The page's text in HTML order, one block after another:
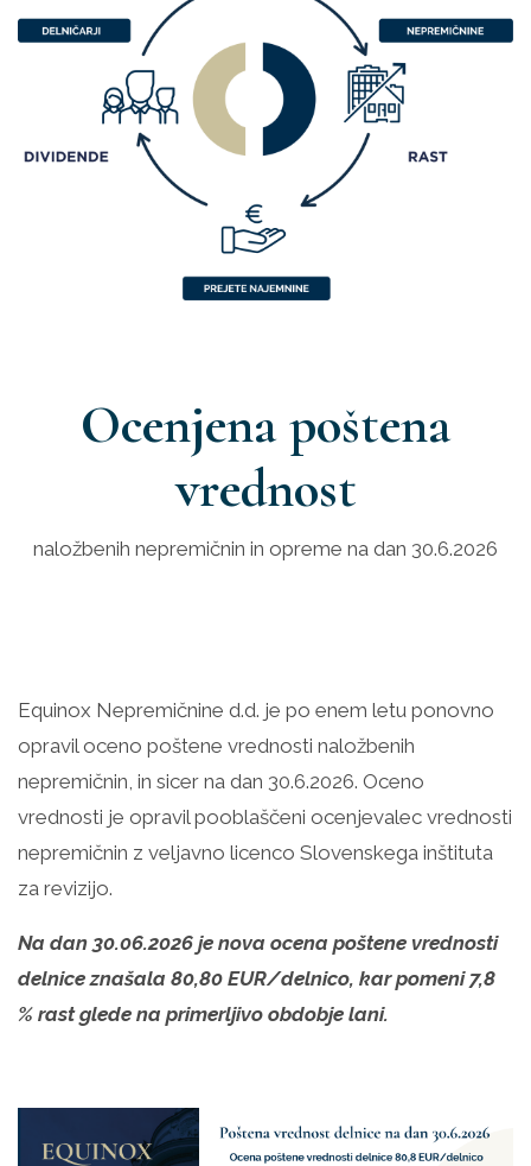
Ocenjena poštena
vrednost
naložbenih nepremičnin in opreme na dan 30.6.2026
Equinox Nepremičnine d.d. je po enem letu ponovno
opravil oceno poštene vrednosti naložbenih
nepremičnin, in sicer na dan 30.6.2026. Oceno
vrednosti je opravil pooblaščeni ocenjevalec vrednosti
nepremičnin z veljavno licenco Slovenskega inštituta
za revizijo.
Na dan 30.06.2026 je nova ocena poštene vrednosti
delnice znašala 80,80 EUR/delnico, kar pomeni 7,8
% rast glede na primerljivo obdobje lani.